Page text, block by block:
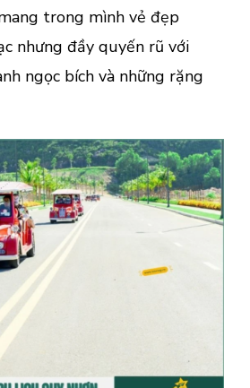
Bỏ
trong mình vẻ đẹp
nhưng đầy quyến rũ với
ngọc bích và những rặng